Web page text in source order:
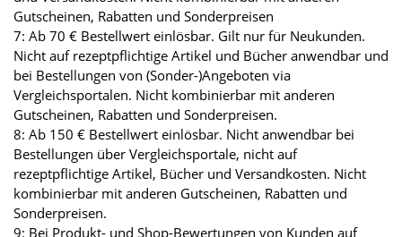
Gutscheinen, Rabatten und Sonderpreisen
7: Ab 70 € Bestellwert einlösbar. Gilt nur für Neukunden.
Nicht auf rezeptpflichtige Artikel und Bücher anwendbar und
bei Bestellungen von (Sonder-)Angeboten via
Vergleichsportalen. Nicht kombinierbar mit anderen
Gutscheinen, Rabatten und Sonderpreisen.
8: Ab 150 € Bestellwert einlösbar. Nicht anwendbar bei
Bestellungen über Vergleichsportale, nicht auf
rezeptpflichtige Artikel, Bücher und Versandkosten. Nicht
kombinierbar mit anderen Gutscheinen, Rabatten und
Sonderpreisen.
9: Bei Produkt- und Shop-Bewertungen von Kunden auf